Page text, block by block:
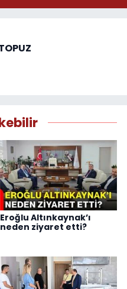
Eroğlu Altınkaynak’ı
neden ziyaret etti?